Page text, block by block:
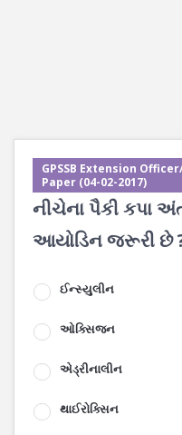
GPSSB Extension
Paper (04-02-2017)
નીચેના પૈકી કપા
આયોડિન જરૂરી છે
ઈન્સ્યુલીન
ઓક્સિજન
એડ્રીનાલીન
થાઈરોક્સિન